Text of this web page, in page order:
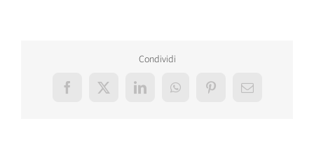
Condividi
Facebook
X LinkedInWhatsAppPinterestEmail